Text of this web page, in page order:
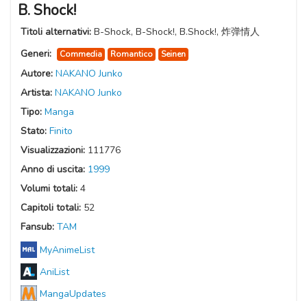
B. Shock!
Titoli alternativi: B-Shock, B-Shock!, B.Shock!, 炸弹情人
Generi:
Commedia Romantico Seinen
Autore: NAKANO Junko
Artista: NAKANO Junko
Tipo: Manga
Stato: Finito
Visualizzazioni: 111776
Anno di uscita: 1999
Volumi totali: 4
Capitoli totali: 52
Fansub: TAM
MyAnimeList
AniList
MangaUpdates